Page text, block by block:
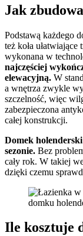
Jak
Podstawą każdego
też koła
wykonana w
najczęściej
elewacyjną. W
a wnętrza zwykle
szczelność, więc
zabezpieczona
całej konstrukcji.
Domek
sezonie. Bez
cały rok. W takiej
dzięki czemu
Ile kosztuje